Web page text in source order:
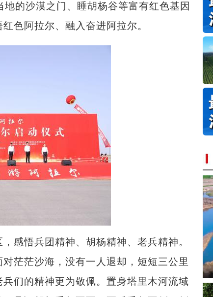
的沙漠之门、睡胡杨谷等富有红色基因
色阿拉尔、融入奋进阿拉尔。
悟兵团精神、胡杨精神、老兵精神。
茫茫沙海，没有一人退却，短短三公里
们的精神更为敬佩。置身塔里木河流域